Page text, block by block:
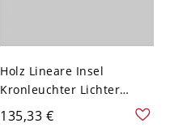
Holz Lineare Insel
Kronleuchter Lichter
Ultra-zeitgenössische
Restaurant Bar Hängende
135,33 €